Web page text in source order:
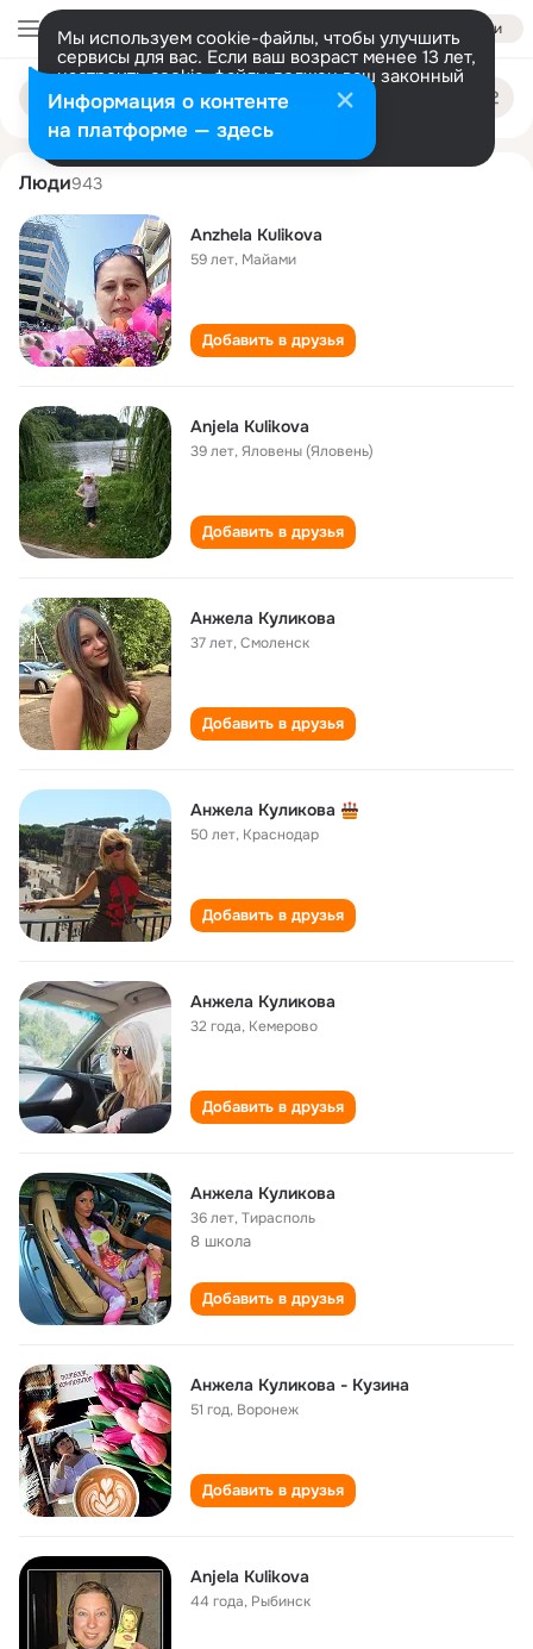
Войти
Мы используем cookie-файлы, чтобы улучшить
сервисы для вас. Если ваш возраст менее 13 лет,
настроить cookie-файлы должен ваш законный
представитель. Больше информации
Разрешить все Настроить
Поиск
людям
anzhela kulikova
Люди943
Anzhela Kulikova
59 лет, Майами
Добавить в друзья
Anjela Kulikova
39 лет,Яловены (Яловень)
Добавить в друзья
Анжела Куликова
37 лет,Смоленск
Добавить в друзья
Анжела Куликова
50 лет, Краснодар
Добавить в друзья
Анжела Куликова
32 года, Кемерово
Добавить в друзья
Анжела Куликова
36 лет,Тирасполь
8 школа
Добавить в друзья
Анжела Куликова - Кузина
51 год, Воронеж
Добавить в друзья
Anjela Kulikova
44 года, Рыбинск
Информация о контенте
на платформе — здесь